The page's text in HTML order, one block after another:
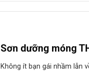
Sơn dưỡng móng
Không ít bạn gái nhầm lẫn